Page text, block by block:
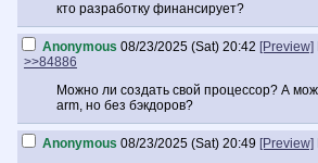
кто разработку финансирует?
Anonymous 08/23/2025 (Sat) 20:42 [Preview]
>>84886
Можно ли создать свой процессор? А
arm, но без бэкдоров?
Anonymous 08/23/2025 (Sat) 20:49 [Preview]